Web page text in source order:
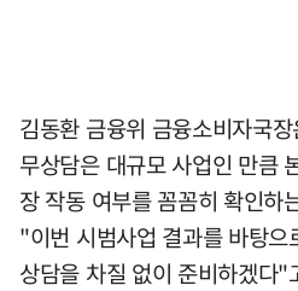
김동환 금융위 금융소비자국
무상담은 대규모 사업인 만큼
장 작동 여부를 꼼꼼히 확인하
"이번 시범사업 결과를 바탕
상담을 차질 없이 준비하겠다"